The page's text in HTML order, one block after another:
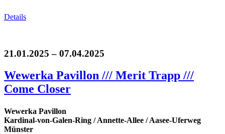
Details
21.01.2025 – 07.04.2025
Wewerka Pavillon /// Merit Trapp ///
Come Closer
Wewerka Pavillon
Kardinal-von-Galen-Ring / Annette-Allee / Aasee-Uferweg
Münster